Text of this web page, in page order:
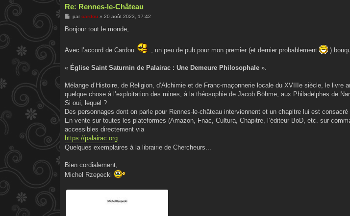
Re: Rennes-le-Château
M
s
e
par cardou» 20 août 2023, 17:42
Bonjour tout le monde,
Avec l’accord de Cardou , un peu de pub pour mon premier (et dernier probablement )
« Église Saint Saturnin de Palairac : Une Demeure Philosophale ».
Mélange d’Histoire, de Religion, d’Alchimie et de Franc-maçonnerie locale du XVIIIe siècle, le livre
quelque chose à l’exploitation des mines, à la théosophie de Jacob Böhme, aux Philadelphes de
Si oui, lequel ?
Des personnages dont on parle pour Rennes-le-château interviennent et un chapitre lui est consacré
En vente sur toutes les plateformes (Amazon, Fnac, Cultura, Chapitre, l’éditeur BoD, etc. sur
accessibles directement via
https://palairac.org
Quelques exemplaires à la librairie de Chercheurs...
Bien cordialement,
Michel Rzepecki